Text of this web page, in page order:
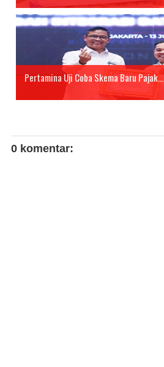
Pertamina Uji Coba Skema Baru Pajak...
0 komentar: